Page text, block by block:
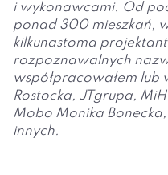
i wykonawcami. Od
ponad 300 mieszkań,
kilkunastoma
rozpoznawalnych
współpracowałem lub
Rostocka, JTgrupa,
Mobo Monika
innych.